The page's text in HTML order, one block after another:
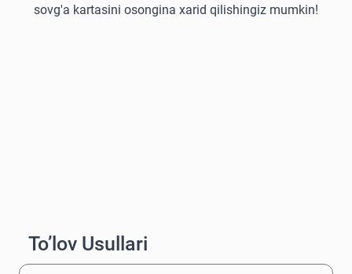
sovg'a kartasini osongina xarid qilishingiz mumkin!
To’lov Usullari